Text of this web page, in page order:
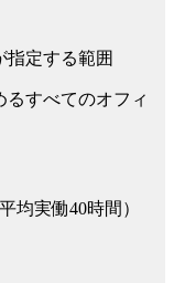
指定する範囲
すべてのオフィ
均実働40時間）